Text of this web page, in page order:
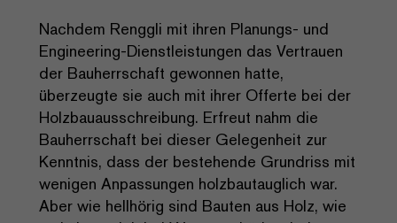
Nachdem Renggli mit ihren Planungs- und
Engineering-Dienstleistungen das Vertrauen
der Bauherrschaft gewonnen hatte,
überzeugte sie auch mit ihrer Offerte bei der
Holzbauausschreibung. Erfreut nahm die
Bauherrschaft bei dieser Gelegenheit zur
Kenntnis, dass der bestehende Grundriss mit
wenigen Anpassungen holzbautauglich war.
Aber wie hellhörig sind Bauten aus Holz, wie